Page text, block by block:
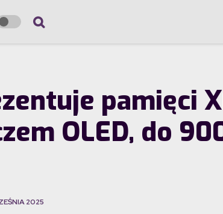
pamięci
OLED, do
2025